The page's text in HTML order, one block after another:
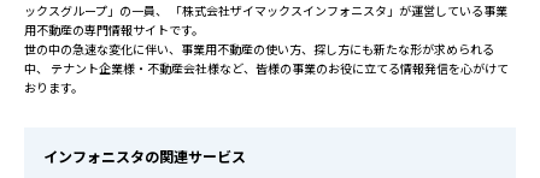
ックスグループ」の一員、 「株式会社ザイマックスインフォニスタ」が運営している事業
用不動産の専門情報サイトです。
世の中の急速な変化に伴い、事業用不動産の使い方、探し方にも新たな形が求められる
中、 テナント企業様・不動産会社様など、皆様の事業のお役に立てる情報発信を心がけて
おります。
インフォニスタの関連サービス